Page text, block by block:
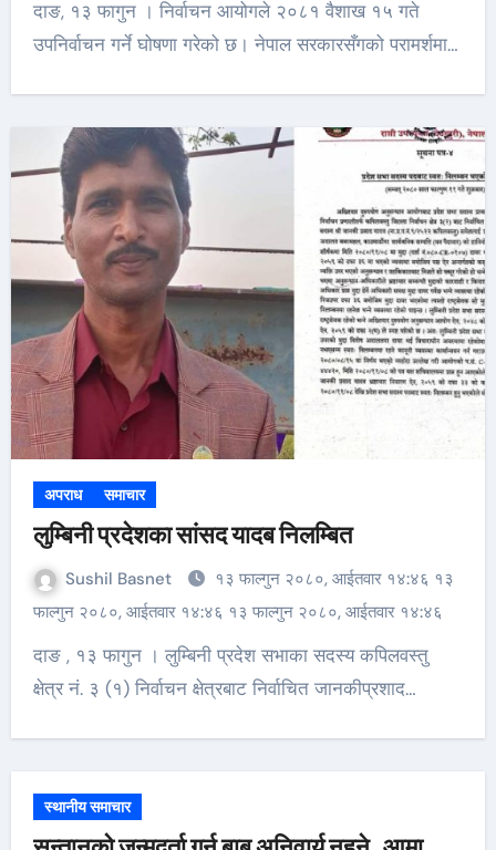
दाङ, १३ फागुन । निर्वाचन आयोगले २०८१ वैशाख १५ गते
उपनिर्वाचन गर्ने घोषणा गरेको छ। नेपाल सरकारसँगको परामर्शमा…
अपराध समाचार
लुम्बिनी प्रदेशका सांसद यादब निलम्बित
Sushil Basnet
१३ फाल्गुन २०८०, आईतवार १४:४६ १३
फाल्गुन २०८०, आईतवार १४:४६ १३ फाल्गुन २०८०, आईतवार १४:४६
दाङ , १३ फागुन । लुम्बिनी प्रदेश सभाका सदस्य कपिलवस्तु
क्षेत्र नं. ३ (१) निर्वाचन क्षेत्रबाट निर्वाचित जानकीप्रशाद…
स्थानीय समाचार